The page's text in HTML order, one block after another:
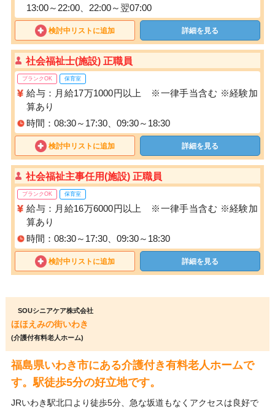
13:00～22:00、22:00～翌07:00
検討中リストに追加 詳細を見る
社会福祉士(施設) 正職員
ブランクOK 保育室
給与：月給17万1000円以上 ※一律手当含む ※経験加
算あり
時間：08:30～17:30、09:30～18:30
検討中リストに追加 詳細を見る
社会福祉主事任用(施設) 正職員
ブランクOK 保育室
給与：月給16万6000円以上 ※一律手当含む ※経験加
算あり
時間：08:30～17:30、09:30～18:30
検討中リストに追加 詳細を見る
SOUシニアケア株式会社
ほほえみの街いわき
(介護付有料老人ホーム)
福島県いわき市にある介護付き有料老人ホームで
す。駅徒歩5分の好立地です。
JRいわき駅北口より徒歩5分、急な坂道もなくアクセスは良好で